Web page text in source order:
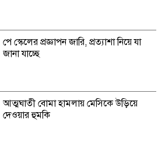
পে স্কেলের প্রজ্ঞাপন জারি, প্রত্যাশা নিয়ে যা
জানা যাচ্ছে
আত্মঘাতী বোমা হামলায় মেসিকে উড়িয়ে
দেওয়ার হুমকি